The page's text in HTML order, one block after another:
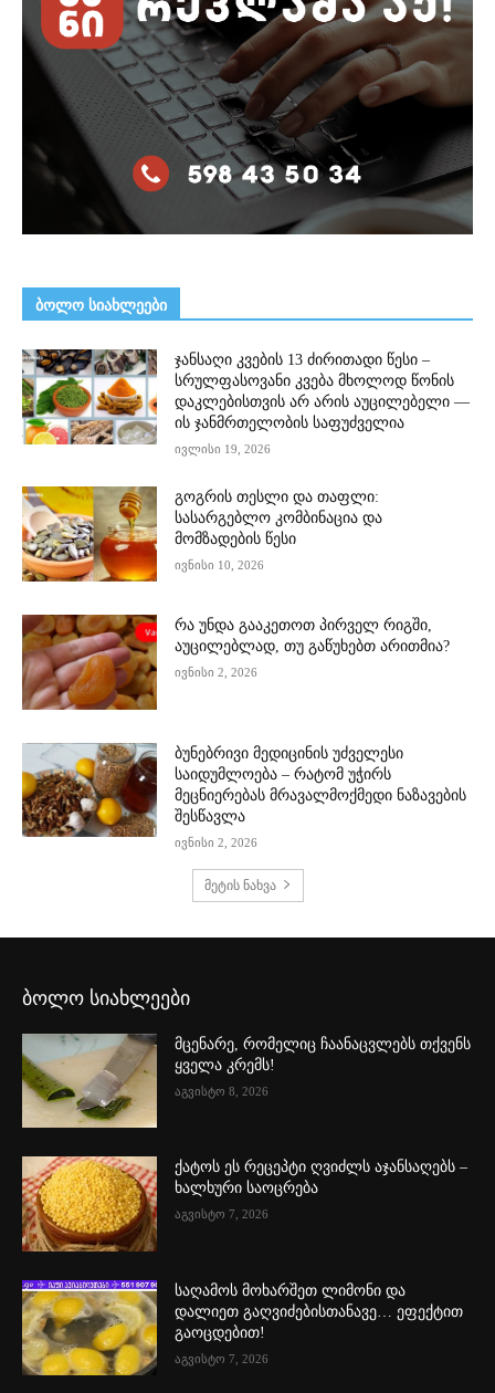
ᲑᲝᲚᲝ ᲡᲘᲐᲮᲚᲔᲔᲑᲘ
ჯანსაღი კვების 13 ძირითადი წესი –
სრულფასოვანი კვება მხოლოდ წონის
დაკლებისთვის არ არის აუცილებელი —
ის ჯანმრთელობის საფუძველია
ივლისი 19, 2026
გოგრის თესლი და თაფლი:
სასარგებლო კომბინაცია და
მომზადების წესი
ივნისი 10, 2026
რა უნდა გააკეთოთ პირველ რიგში,
აუცილებლად, თუ გაწუხებთ არითმია?
ივნისი 2, 2026
ბუნებრივი მედიცინის უძველესი
საიდუმლოება – რატომ უჭირს
მეცნიერებას მრავალმოქმედი ნაზავების
შესწავლა
ივნისი 2, 2026
მეტის ნახვა
ბოლო სიახლეები
მცენარე, რომელიც ჩაანაცვლებს თქვენს
ყველა კრემს!
აგვისტო 8, 2026
ქატოს ეს რეცეპტი ღვიძლს აჯანსაღებს –
ხალხური საოცრება
აგვისტო 7, 2026
საღამოს მოხარშეთ ლიმონი და
დალიეთ გაღვიძებისთანავე… ეფექტით
გაოცდებით!
აგვისტო 7, 2026